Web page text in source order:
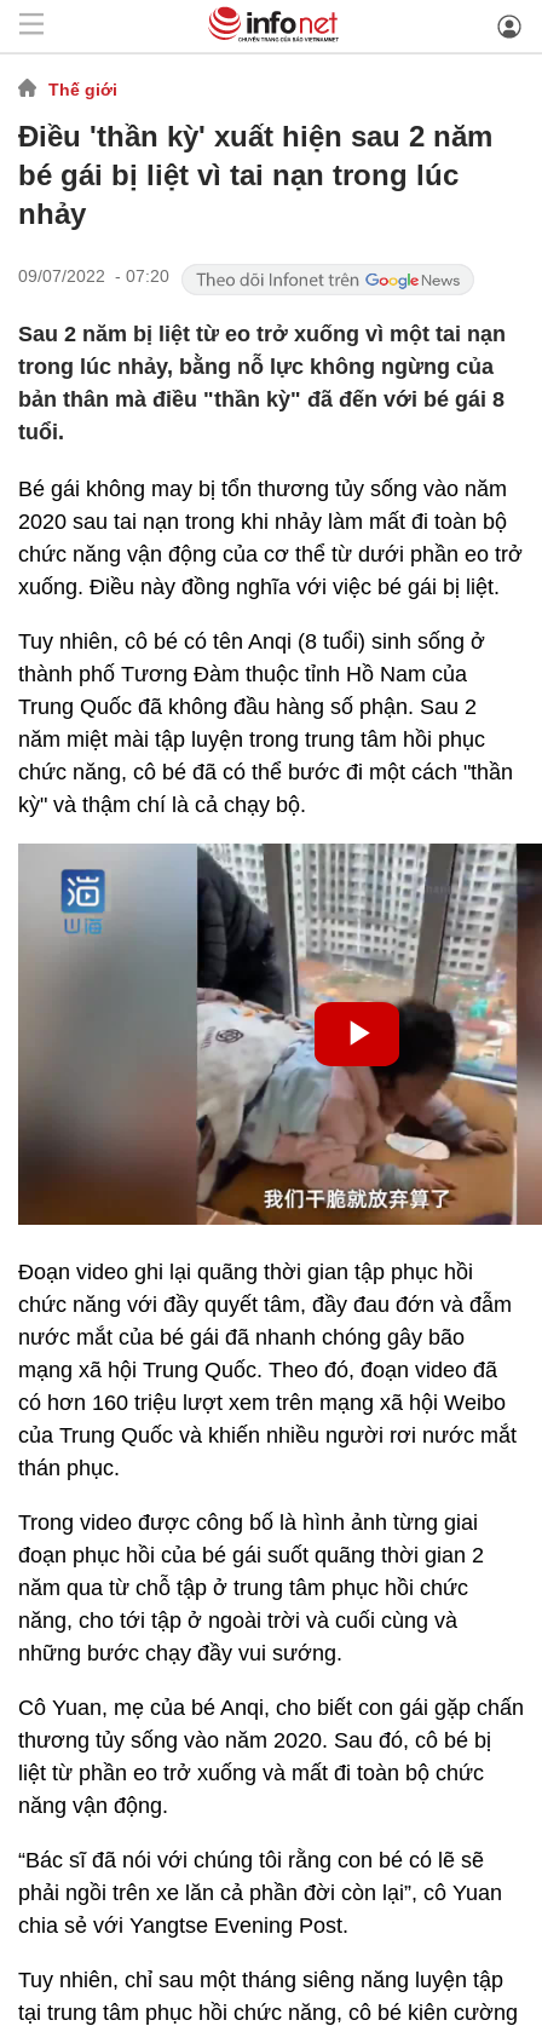
Thế giới
Điều 'thần kỳ' xuất hiện sau 2 năm
bé gái bị liệt vì tai nạn trong lúc
nhảy
09/07/2022 - 07:20
Sau 2 năm bị liệt từ eo trở xuống vì một tai nạn
trong lúc nhảy, bằng nỗ lực không ngừng của
bản thân mà điều "thần kỳ" đã đến với bé gái 8
tuổi.
Bé gái không may bị tổn thương tủy sống vào năm
2020 sau tai nạn trong khi nhảy làm mất đi toàn bộ
chức năng vận động của cơ thể từ dưới phần eo trở
xuống. Điều này đồng nghĩa với việc bé gái bị liệt.
Tuy nhiên, cô bé có tên Anqi (8 tuổi) sinh sống ở
thành phố Tương Đàm thuộc tỉnh Hồ Nam của
Trung Quốc đã không đầu hàng số phận. Sau 2
năm miệt mài tập luyện trong trung tâm hồi phục
chức năng, cô bé đã có thể bước đi một cách "thần
kỳ" và thậm chí là cả chạy bộ.
Đoạn video ghi lại quãng thời gian tập phục hồi
chức năng với đầy quyết tâm, đầy đau đớn và đẫm
nước mắt của bé gái đã nhanh chóng gây bão
mạng xã hội Trung Quốc. Theo đó, đoạn video đã
có hơn 160 triệu lượt xem trên mạng xã hội Weibo
của Trung Quốc và khiến nhiều người rơi nước mắt
thán phục.
Trong video được công bố là hình ảnh từng giai
đoạn phục hồi của bé gái suốt quãng thời gian 2
năm qua từ chỗ tập ở trung tâm phục hồi chức
năng, cho tới tập ở ngoài trời và cuối cùng và
những bước chạy đầy vui sướng.
Cô Yuan, mẹ của bé Anqi, cho biết con gái gặp chấn
thương tủy sống vào năm 2020. Sau đó, cô bé bị
liệt từ phần eo trở xuống và mất đi toàn bộ chức
năng vận động.
“Bác sĩ đã nói với chúng tôi rằng con bé có lẽ sẽ
phải ngồi trên xe lăn cả phần đời còn lại”, cô Yuan
chia sẻ với Yangtse Evening Post.
Tuy nhiên, chỉ sau một tháng siêng năng luyện tập
tại trung tâm phục hồi chức năng, cô bé kiên cường